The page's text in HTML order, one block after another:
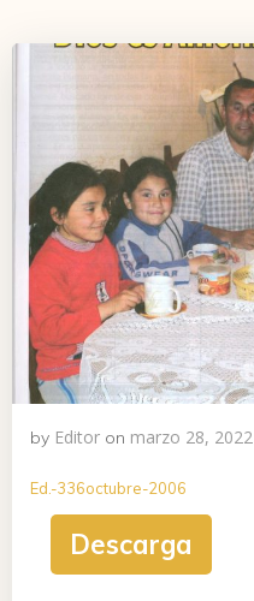
by Editor on marzo 28, 2022
Ed.-336octubre-2006
Descarga